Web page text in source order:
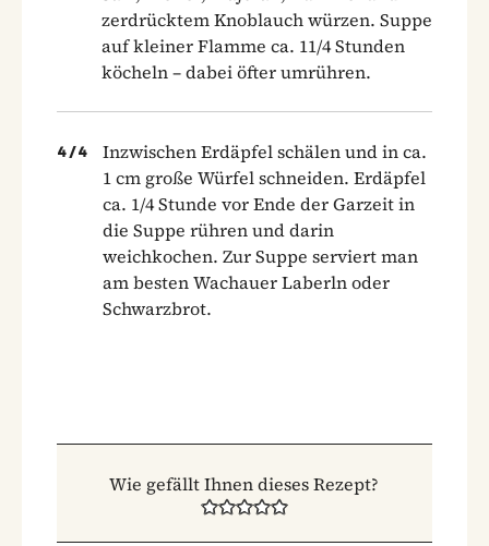
zerdrücktem Knoblauch würzen. Suppe
auf kleiner Flamme ca. 11/4 Stunden
köcheln – dabei öfter umrühren.
4 /4
Inzwischen Erdäpfel schälen und in ca.
1 cm große Würfel schneiden. Erdäpfel
ca. 1/4 Stunde vor Ende der Garzeit in
die Suppe rühren und darin
weichkochen. Zur Suppe serviert man
am besten Wachauer Laberln oder
Schwarzbrot.
Wie gefällt Ihnen dieses Rezept?